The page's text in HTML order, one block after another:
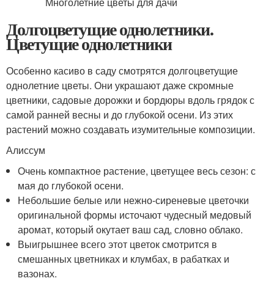
Долгоцветущие однолетники.
Цветущие однолетники
Особенно касиво в саду смотрятся долгоцветущие
однолетние цветы. Они украшают даже скромные
цветники, садовые дорожки и бордюры вдоль грядок с
самой ранней весны и до глубокой осени. Из этих
растений можно создавать изумительные композиции.
Алиссум
Очень компактное растение, цветущее весь сезон: с
мая до глубокой осени.
Небольшие белые или нежно-сиреневые цветочки
оригинальной формы источают чудесный медовый
аромат, который окутает ваш сад, словно облако.
Выигрышнее всего этот цветок смотрится в
смешанных цветниках и клумбах, в рабатках и
вазонах.